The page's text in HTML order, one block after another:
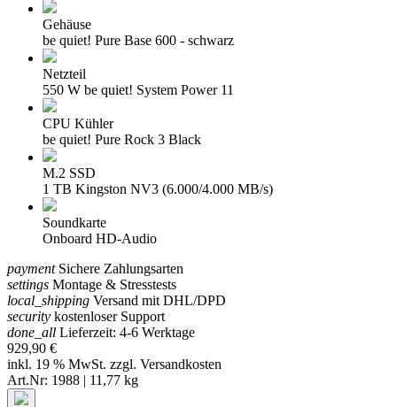
Gehäuse
be quiet! Pure Base 600 - schwarz
Netzteil
550 W be quiet! System Power 11
CPU Kühler
be quiet! Pure Rock 3 Black
M.2 SSD
1 TB Kingston NV3 (6.000/4.000 MB/s)
Soundkarte
Onboard HD-Audio
payment Sichere Zahlungsarten
settings Montage & Stresstests
local_shipping Versand mit DHL/DPD
security kostenloser Support
done_all Lieferzeit: 4-6 Werktage
929,90 €
inkl. 19 % MwSt. zzgl. Versandkosten
Art.Nr: 1988 | 11,77 kg